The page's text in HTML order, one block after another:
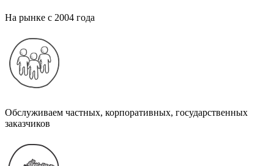
На рынке с 2004 года
Обслуживаем частных, корпоративных, государственных
заказчиков